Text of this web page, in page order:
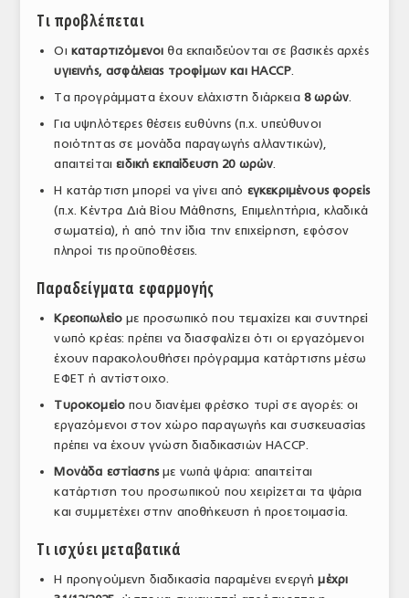
Τι προβλέπεται
Οι καταρτιζόμενοι θα εκπαιδεύονται σε βασικές αρχές
υγιεινής, ασφάλειας τροφίμων και HACCP.
Τα προγράμματα έχουν ελάχιστη διάρκεια 8 ωρών.
Για υψηλότερες θέσεις ευθύνης (π.χ. υπεύθυνοι
ποιότητας σε μονάδα παραγωγής αλλαντικών),
απαιτείταιειδική εκπαίδευση 20 ωρών.
Η κατάρτιση μπορεί να γίνει από εγκεκριμένους φορείς
(π.χ. Κέντρα Διά Βίου Μάθησης, Επιμελητήρια, κλαδικά
σωματεία), ή από την ίδια την επιχείρηση, εφόσον
πληροί τις προϋποθέσεις.
Παραδείγματα εφαρμογής
Κρεοπωλείο με προσωπικό που τεμαχίζει και συντηρεί
νωπό κρέας: πρέπει να διασφαλίζει ότι οι εργαζόμενοι
έχουν παρακολουθήσει πρόγραμμα κατάρτισης μέσω
ΕΦΕΤ ή αντίστοιχο.
Τυροκομείο που διανέμει φρέσκο τυρί σε αγορές: οι
εργαζόμενοι στον χώρο παραγωγής και συσκευασίας
πρέπει να έχουν γνώση διαδικασιών HACCP.
Μονάδα εστίασηςμε νωπά ψάρια: απαιτείται
κατάρτιση του προσωπικού που χειρίζεται τα ψάρια
και συμμετέχει στην αποθήκευση ή προετοιμασία.
Τι ισχύει μεταβατικά
Η προηγούμενη διαδικασία παραμένει ενεργήμέχρι